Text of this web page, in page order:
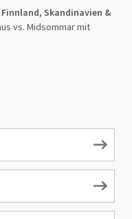
Skandinavien &
vs. Midsommar mit